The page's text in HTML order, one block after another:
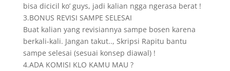
bisa dicicil ko’ guys, jadi kalian ngga ngerasa berat !
3.BONUS REVISI SAMPE SELESAI
Buat kalian yang revisiannya sampe bosen karena
berkali-kali. Jangan takut.., Skripsi Rapitu bantu
sampe selesai (sesuai konsep diawal) !
4.ADA KOMISI KLO KAMU MAU ?